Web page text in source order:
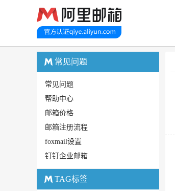
常见问题
常见问题
帮助中心
邮箱价格
邮箱注册流程
foxmail设置
钉钉企业邮箱
TAG标签